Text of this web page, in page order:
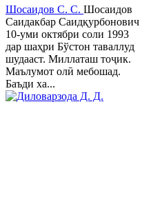
Шосаидов С. С. Шосаидов
Саидакбар Саидқурбонович
10-уми октябри соли 1993
дар шаҳри Бўстон таваллуд
шудааст. Миллаташ тоҷик.
Маълумот олӣ мебошад.
Баъди ха...